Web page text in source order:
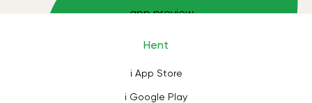
Hent
i App Store
i Google Play